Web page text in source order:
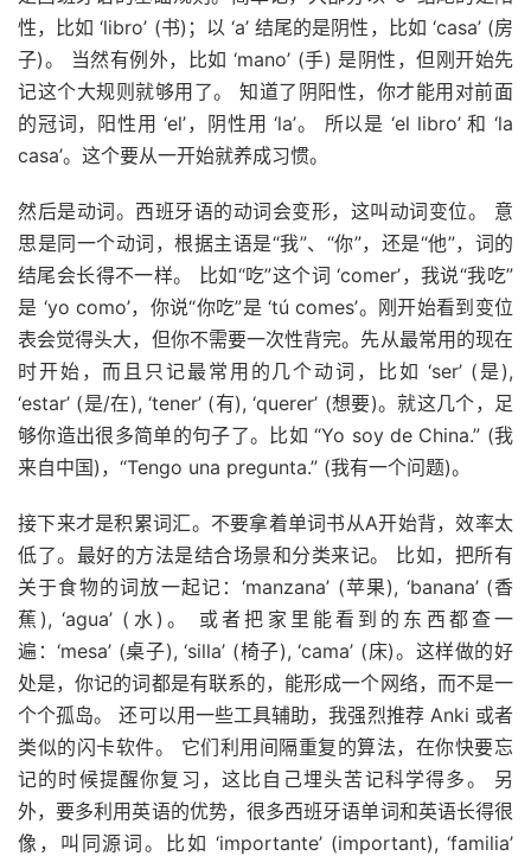
性，比如 ‘libro’ (书)；以 ‘a’ 结尾的是阴性，比如 ‘casa’ (房
子)。 当然有例外，比如 ‘mano’ (手) 是阴性，但刚开始先
记这个大规则就够用了。 知道了阴阳性，你才能用对前面
的冠词，阳性用 ‘el’，阴性用 ‘la’。 所以是 ‘el libro’ 和 ‘la
casa’。这个要从一开始就养成习惯。
然后是动词。西班牙语的动词会变形，这叫动词变位。 意
思是同一个动词，根据主语是“我”、“你”，还是“他”，词的
结尾会长得不一样。 比如“吃”这个词 ‘comer’，我说“我吃”
是 ‘yo como’，你说“你吃”是 ‘tú comes’。刚开始看到变位
表会觉得头大，但你不需要一次性背完。先从最常用的现在
时开始，而且只记最常用的几个动词，比如 ‘ser’ (是),
‘estar’ (是/在), ‘tener’ (有), ‘querer’ (想要)。就这几个，足
够你造出很多简单的句子了。比如 “Yo soy de China.” (我
来自中国)，“Tengo una pregunta.” (我有一个问题)。
接下来才是积累词汇。不要拿着单词书从A开始背，效率太
低了。最好的方法是结合场景和分类来记。 比如，把所有
关于食物的词放一起记：‘manzana’ (苹果), ‘banana’ (香
蕉), ‘agua’ (水)。 或者把家里能看到的东西都查一
遍：‘mesa’ (桌子), ‘silla’ (椅子), ‘cama’ (床)。这样做的好
处是，你记的词都是有联系的，能形成一个网络，而不是一
个个孤岛。 还可以用一些工具辅助，我强烈推荐 Anki 或者
类似的闪卡软件。 它们利用间隔重复的算法，在你快要忘
记的时候提醒你复习，这比自己埋头苦记科学得多。 另
外，要多利用英语的优势，很多西班牙语单词和英语长得很
像，叫同源词。比如 ‘importante’ (important), ‘familia’